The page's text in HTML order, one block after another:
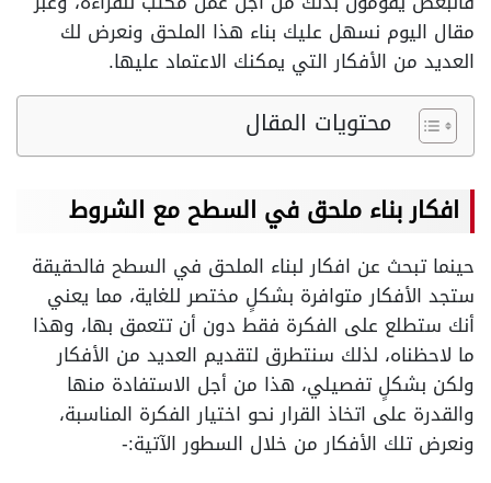
مقال اليوم نسهل عليك بناء هذا الملحق ونعرض لك
العديد من الأفكار التي يمكنك الاعتماد عليها.
محتويات المقال
افكار بناء ملحق في السطح مع الشروط
حينما تبحث عن افكار لبناء الملحق في السطح فالحقيقة
ستجد الأفكار متوافرة بشكلٍ مختصر للغاية، مما يعني
أنك ستطلع على الفكرة فقط دون أن تتعمق بها، وهذا
ما لاحظناه، لذلك سنتطرق لتقديم العديد من الأفكار
ولكن بشكلٍ تفصيلي، هذا من أجل الاستفادة منها
والقدرة على اتخاذ القرار نحو اختيار الفكرة المناسبة،
ونعرض تلك الأفكار من خلال السطور الآتية:-